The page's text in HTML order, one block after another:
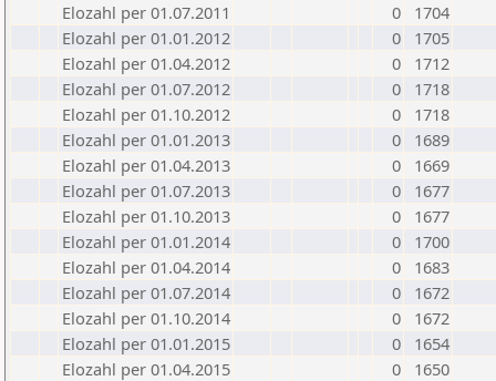
Elozahl per 01.07.2011
0
1704
Elozahl per 01.01.2012
0
1705
Elozahl per 01.04.2012
0
1712
Elozahl per 01.07.2012
0
1718
Elozahl per 01.10.2012
0
1718
Elozahl per 01.01.2013
0
1689
Elozahl per 01.04.2013
0
1669
Elozahl per 01.07.2013
0
1677
Elozahl per 01.10.2013
0
1677
Elozahl per 01.01.2014
0
1700
Elozahl per 01.04.2014
0
1683
Elozahl per 01.07.2014
0
1672
Elozahl per 01.10.2014
0
1672
Elozahl per 01.01.2015
0
1654
Elozahl per 01.04.2015
0
1650